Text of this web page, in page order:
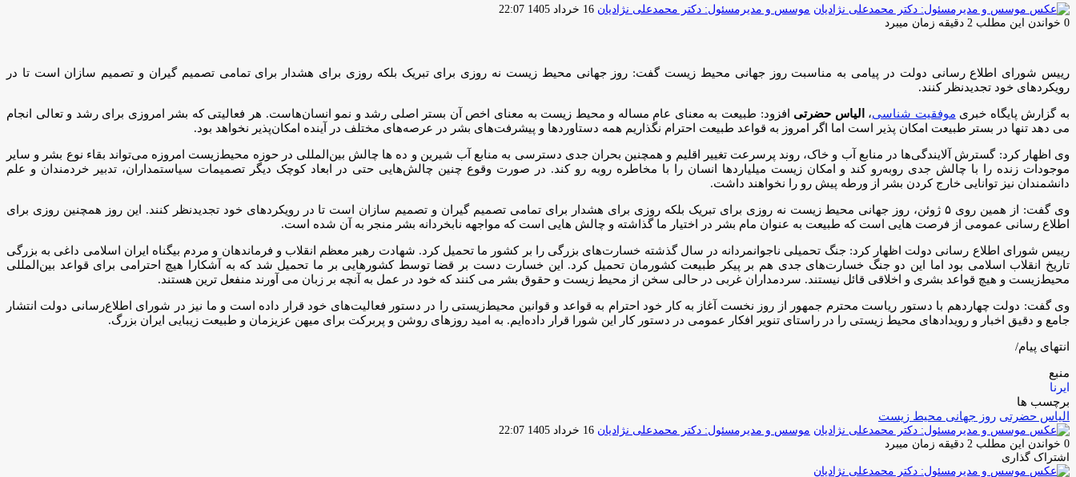
موسس و مدیرمسئول: دکتر محمدعلی نژادیان ارسال
16 خرداد 1405 22:07
0 خواندن این مطلب 2 دقیقه زمان میبرد
رییس شورای اطلاع رسانی دولت در پیامی به مناسبت روز جهانی محیط زیست گفت: روز جهانی محیط زیست نه روزی برای تبریک بلکه روزی برای هشدار برای تمامی تصمیم گیران و تصمیم سازان است تا در
رویکردهای خود تجدیدنظر کنند.
به گزارش پایگاه خبری موفقیت شناسی، الیاس حضرتی افزود: طبیعت به معنای عام مساله و محیط زیست به معنای اخص آن بستر اصلی رشد و نمو انسان‌هاست. هر فعالیتی که بشر امروزی برای رشد و تعالی انجام
می دهد تنها در بستر طبیعت امکان پذیر است اما اگر امروز به قواعد طبیعت احترام نگذاریم همه دستاوردها و پیشرفت‌های بشر در عرصه‌های مختلف در آینده امکان‌پذیر نخواهد بود.
وی اظهار کرد: گسترش آلایندگی‌ها در منابع آب و خاک، روند پرسرعت تغییر اقلیم و همچنین بحران جدی دسترسی به منابع آب شیرین و ده ها چالش بین‌المللی در حوزه محیط‌زیست امروزه می‌تواند بقاء نوع بشر و سایر
موجودات زنده را با چالش جدی روبه‌رو کند و امکان زیست میلیاردها انسان را با مخاطره روبه رو کند. در صورت وقوع چنین چالش‌هایی حتی در ابعاد کوچک دیگر تصمیمات سیاستمداران، تدبیر خردمندان و علم
دانشمندان نیز توانایی خارج کردن بشر از ورطه پیش رو را نخواهند داشت.
وی گفت: از همین روی ۵ ژوئن، روز جهانی محیط زیست نه روزی برای تبریک بلکه روزی برای هشدار برای تمامی تصمیم گیران و تصمیم سازان است تا در رویکردهای خود تجدیدنظر کنند. این روز همچنین روزی برای
اطلاع رسانی عمومی از فرصت هایی است که طبیعت به عنوان مام بشر در اختیار ما گذاشته و چالش هایی است که مواجهه نابخردانه بشر منجر به آن شده است.
رییس شورای اطلاع رسانی دولت اظهار کرد: جنگ تحمیلی ناجوانمردانه در سال گذشته خسارت‌های بزرگی را بر کشور ما تحمیل کرد. شهادت رهبر معظم انقلاب و فرماندهان و مردم بیگناه ایران اسلامی داغی به بزرگی
تاریخ انقلاب اسلامی بود اما این دو جنگ خسارت‌های جدی هم بر پیکر طبیعت کشورمان تحمیل کرد. این خسارت دست بر قضا توسط کشورهایی بر ما تحمیل شد که به آشکارا هیچ احترامی برای قواعد بین‌المللی
محیط‌زیست و هیچ قواعد بشری و اخلاقی قائل نیستند. سردمداران غربی در حالی سخن از محیط زیست و حقوق بشر می کنند که خود در عمل به آنچه بر زبان می آورند منفعل ترین هستند.
وی گفت: دولت چهاردهم با دستور ریاست محترم جمهور از روز نخست آغاز به کار خود احترام به قواعد و قوانین محیط‌زیستی را در دستور فعالیت‌های خود قرار داده است و ما نیز در شورای اطلاع‌رسانی دولت انتشار
جامع و دقیق اخبار و رویدادهای محیط زیستی را در راستای تنویر افکار عمومی در دستور کار این شورا قرار داده‌ایم. به امید روزهای روشن و پربرکت برای میهن عزیزمان و طبیعت زیبایی ایران بزرگ.
انتهای پیام/
منبع
ایرنا
برچسب ها
الیاس حضرتی روز جهانی محیط زیست
موسس و مدیرمسئول: دکتر محمدعلی نژادیان ارسال
16 خرداد 1405 22:07
0 خواندن این مطلب 2 دقیقه زمان میبرد
اشتراک گذاری
فیس
توئیتر
لینکدین
واتس
تلگرام
اشتراک
چاپ